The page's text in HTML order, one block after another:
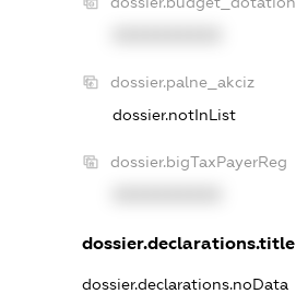
dossier.palne_akciz
dossier.notInList
dossier.bigTaxPayerReg
dossier.declarations.title
dossier.declarations.noData